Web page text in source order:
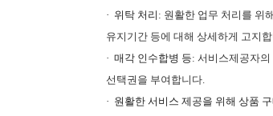
· 위탁 처리 : 원활한 업무 처리를 위
유지기간 등에 대해 상세하게 고지
· 매각 인수합병 등: 서비스제공자의
선택권을 부여합니다.
· 원활한 서비스 제공을 위해 상품